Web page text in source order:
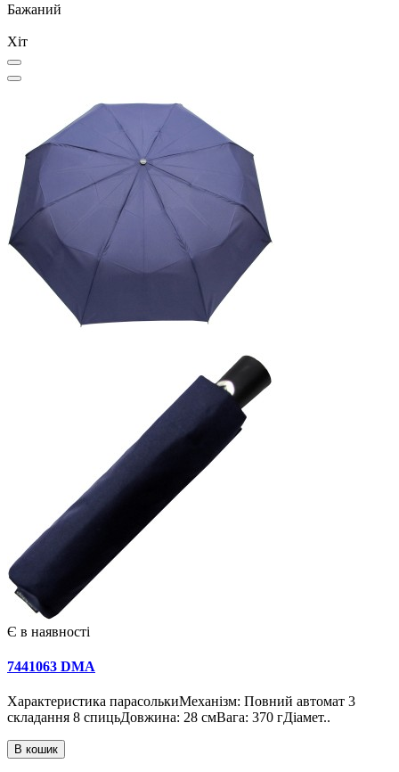
Бажаний
Хіт
Є в наявності
7441063 DMA
Характеристика парасолькиМеханізм: Повний автомат 3
складання 8 спицьДовжина: 28 смВага: 370 гДіамет..
В кошик